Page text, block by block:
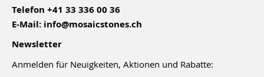
Telefon +41 33 336 00 36
E-Mail: info@mosaicstones.ch
Newsletter
Anmelden für Neuigkeiten, Aktionen und Rabatte: